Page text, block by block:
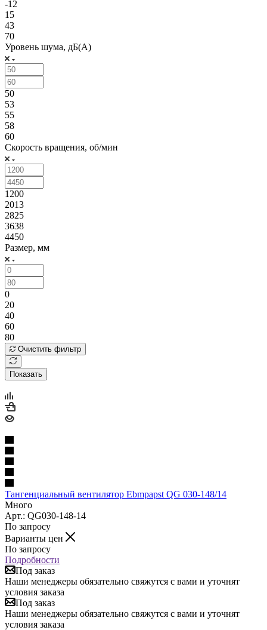
-12
15
43
70
Уровень шума, дБ(А)
50
53
55
58
60
Скорость вращения, об/мин
1200
2013
2825
3638
4450
Размер, мм
0
20
40
60
80
Очистить фильтр
Показать
Тангенциальный вентилятор Ebmpapst QG 030-148/14
Много
Арт.: QG030-148-14
По запросу
Варианты цен
По запросу
Подробности
Под заказ
Наши менеджеры обязательно свяжутся с вами и уточнят
условия заказа
Под заказ
Наши менеджеры обязательно свяжутся с вами и уточнят
условия заказа